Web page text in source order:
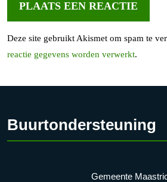
Deze site gebruikt Akismet om spam te
reactie gegevens worden verwerkt.
Buurtondersteuning
Gemeente